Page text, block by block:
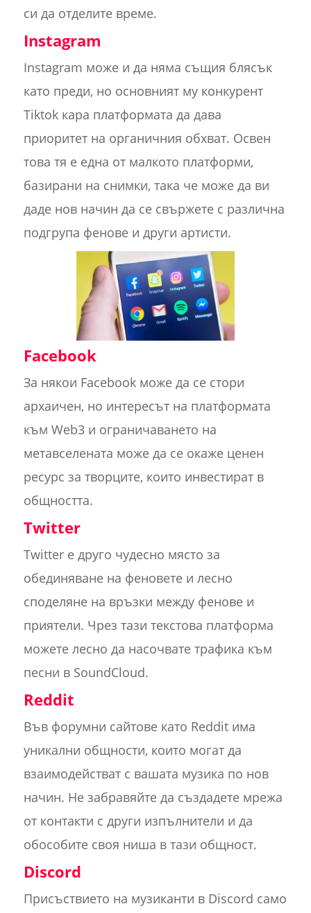
си да отделите време.
Instagram
Instagram може и да няма същия блясък
като преди, но основният му конкурент
Tiktok кара платформата да дава
приоритет на органичния обхват. Освен
това тя е една от малкото платформи,
базирани на снимки, така че може да ви
даде нов начин да се свържете с различна
подгрупа фенове и други артисти.
Facebook
За някои Facebook може да се стори
архаичен, но интересът на платформата
към Web3 и ограничаването на
метавселената може да се окаже ценен
ресурс за творците, които инвестират в
общността.
Twitter
Twitter е друго чудесно място за
обединяване на феновете и лесно
споделяне на връзки между фенове и
приятели. Чрез тази текстова платформа
можете лесно да насочвате трафика към
песни в SoundCloud.
Reddit
Във форумни сайтове като Reddit има
уникални общности, които могат да
взаимодействат с вашата музика по нов
начин. Не забравяйте да създадете мрежа
от контакти с други изпълнители и да
обособите своя ниша в тази общност.
Discord
Присъствието на музиканти в Discord само